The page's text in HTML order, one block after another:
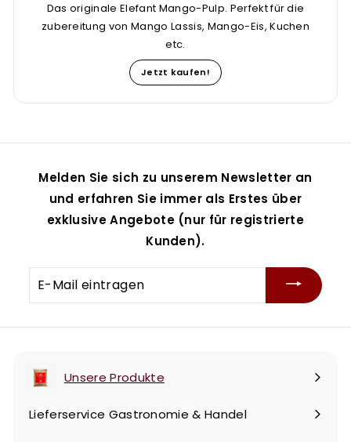
Das originale Elefant Mango-Pulp. Perfekt für die
zubereitung von Mango Lassis, Mango-Eis, Kuchen
etc.
Jetzt kaufen!
Melden Sie sich zu unserem Newsletter an
und erfahren Sie immer als Erstes über
exklusive Angebote (nur für registrierte
Kunden).
E-
Unsere Produkte
Menü
maximieren
Lieferservice Gastronomie & Handel